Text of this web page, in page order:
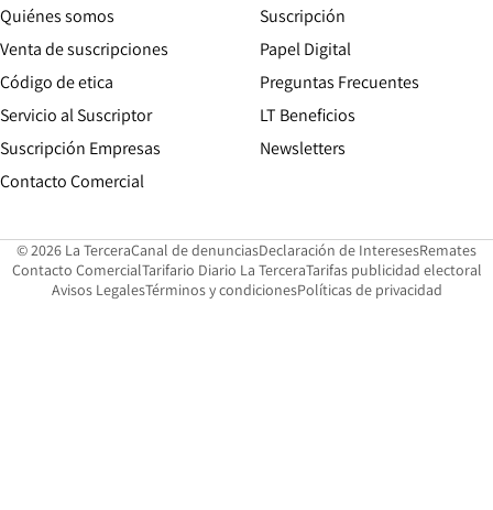
Quiénes somos
Venta de suscripciones
Código de etica Opens in new window
Servicio al Suscriptor
Suscripción Empresas
Contacto Comercial
Suscripción
Papel Digital
Preguntas Frecuentes
LT Beneficios
Newsletters
© 2026 La TerceraCanal de denunciasOpens in new window
Declaración de InteresesOpens in
Remates
Contacto ComercialOpens in new window
Tarifario Diario La TerceraOpens in new window
Tarifas publicidad electoral
Avisos LegalesOpens in new window
Términos y condicionesPolíticas de privacidad